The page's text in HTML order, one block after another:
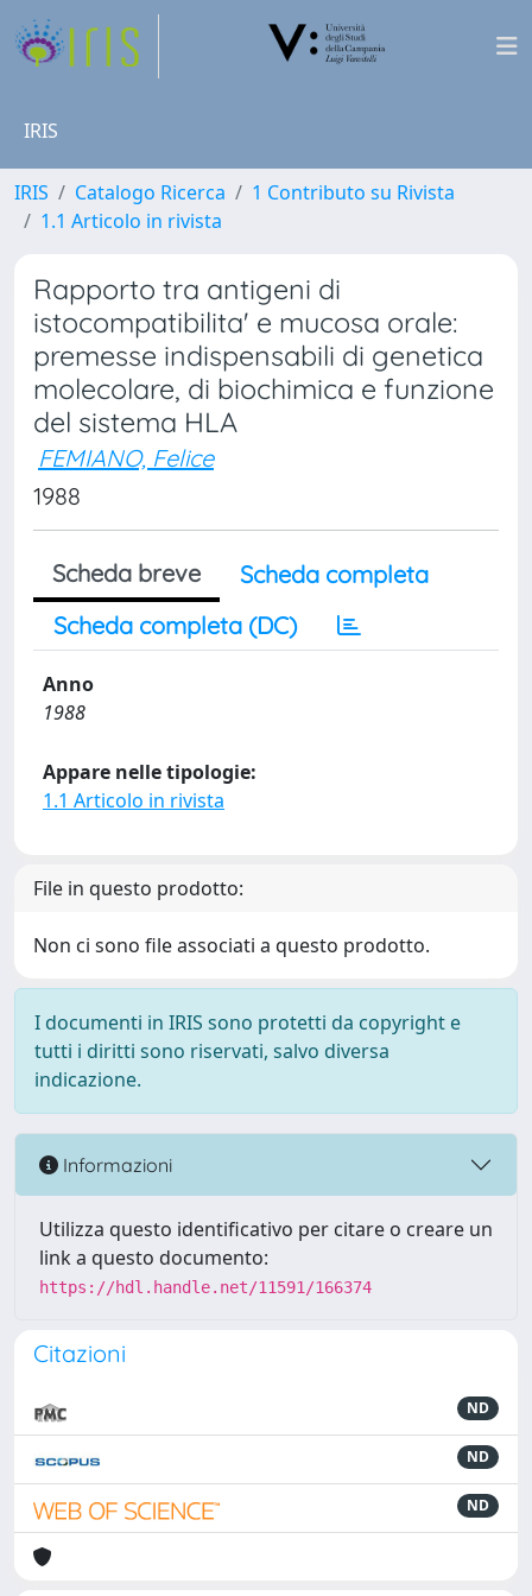
IRIS
IRIS Catalogo Ricerca
1 Contributo su Rivista
1.1 Articolo in rivista
Rapporto tra antigeni di
istocompatibilita' e mucosa orale:
premesse indispensabili di genetica
molecolare, di biochimica e funzione
del sistema HLA
FEMIANO, Felice
1988
Scheda breve
Scheda completa
Scheda completa (DC)
Anno
1988
Appare nelle tipologie:
1.1 Articolo in rivista
File in questo prodotto:
Non ci sono file associati a questo prodotto.
I documenti in IRIS sono protetti da copyright e
tutti i diritti sono riservati, salvo diversa
indicazione.
Informazioni
Utilizza questo identificativo per citare o creare un
link a questo documento:
https://hdl.handle.net/11591/166374
Citazioni
ND
ND
ND